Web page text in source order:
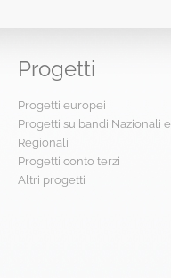
Progetti
Progetti europei
Progetti su bandi Nazionali e
Regionali
Progetti conto terzi
Altri progetti